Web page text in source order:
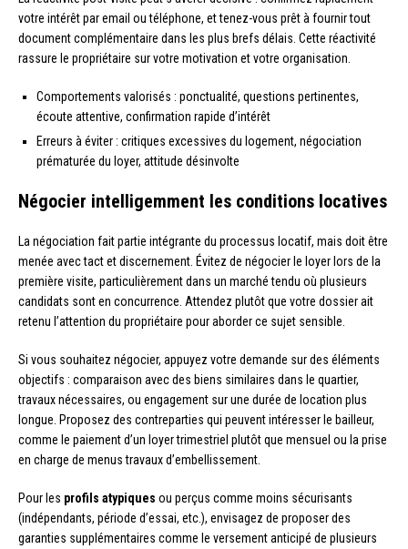
votre intérêt par email ou téléphone, et tenez-vous prêt à fournir tout
document complémentaire dans les plus brefs délais. Cette réactivité
rassure le propriétaire sur votre motivation et votre organisation.
Comportements valorisés : ponctualité, questions pertinentes,
écoute attentive, confirmation rapide d’intérêt
Erreurs à éviter : critiques excessives du logement, négociation
prématurée du loyer, attitude désinvolte
Négocier intelligemment les conditions locatives
La négociation fait partie intégrante du processus locatif, mais doit être
menée avec tact et discernement. Évitez de négocier le loyer lors de la
première visite, particulièrement dans un marché tendu où plusieurs
candidats sont en concurrence. Attendez plutôt que votre dossier ait
retenu l’attention du propriétaire pour aborder ce sujet sensible.
Si vous souhaitez négocier, appuyez votre demande sur des éléments
objectifs : comparaison avec des biens similaires dans le quartier,
travaux nécessaires, ou engagement sur une durée de location plus
longue. Proposez des contreparties qui peuvent intéresser le bailleur,
comme le paiement d’un loyer trimestriel plutôt que mensuel ou la prise
en charge de menus travaux d’embellissement.
Pour les profils atypiques ou perçus comme moins sécurisants
(indépendants, période d’essai, etc.), envisagez de proposer des
garanties supplémentaires comme le versement anticipé de plusieurs